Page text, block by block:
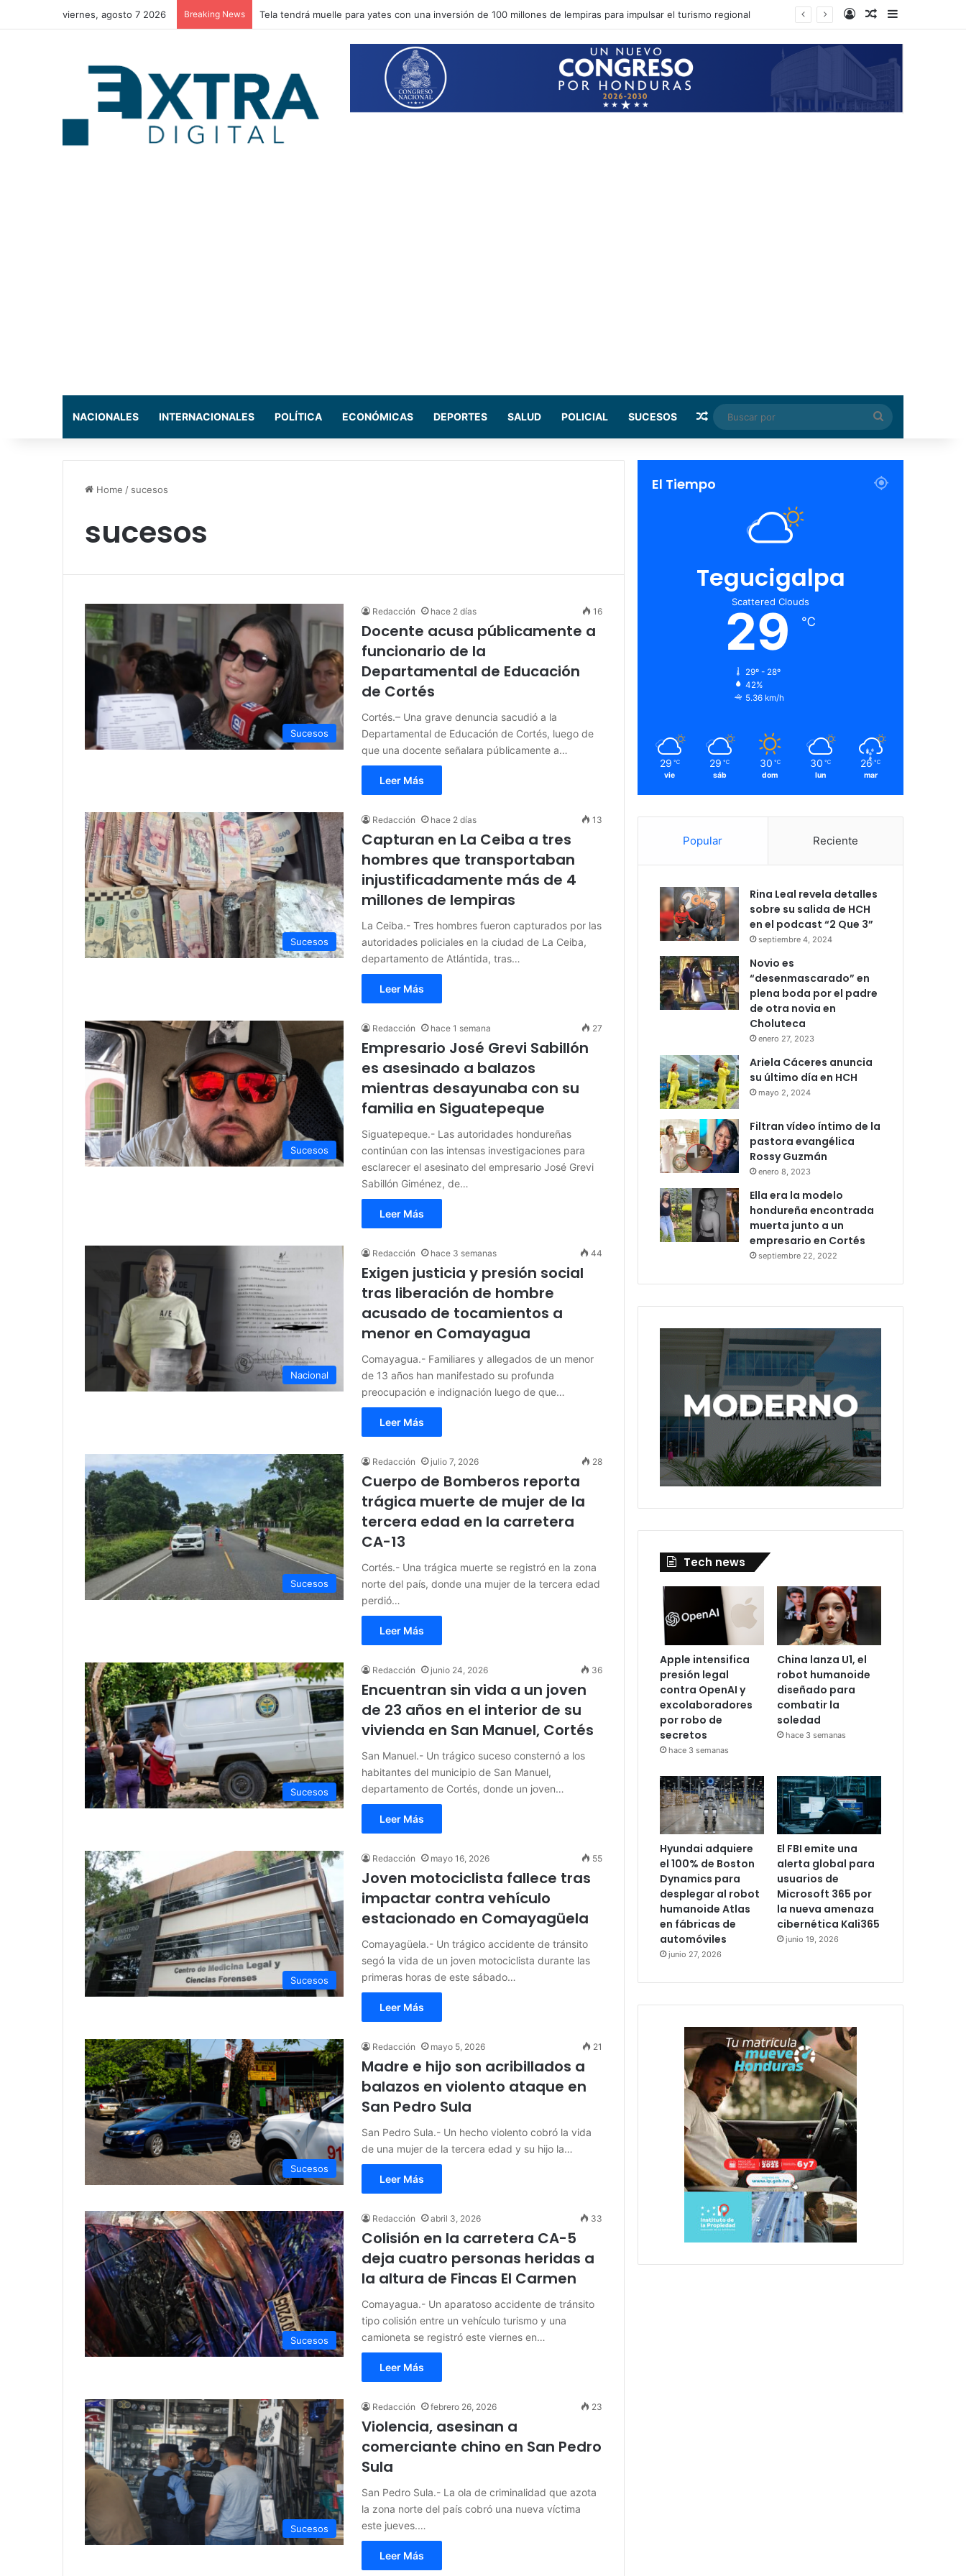
viernes, agosto 7 2026 Breaking News Abogada Doris Imelda Madrid exige respetar la independencia judicial tras aplazar audiencia de Roosevelt Hernández Log InRandom Article
NACIONALES INTERNACIONALES POLÍTICA ECONÓMICAS DEPORTES SALUD POLICIAL SUCESOS Random Article
Buscar
por
Home / sucesos
sucesos
Sucesos
Redacción hace 2 días 16
Docente acusa públicamente a
funcionario de la
Departamental de Educación
de Cortés
Cortés.– Una grave denuncia sacudió a la
Departamental de Educación de Cortés, luego de
que una docente señalara públicamente a…
Leer Más
Sucesos
Redacción hace 2 días 13
Capturan en La Ceiba a tres
hombres que transportaban
injustificadamente más de 4
millones de lempiras
La Ceiba.- Tres hombres fueron capturados por las
autoridades policiales en la ciudad de La Ceiba,
departamento de Atlántida, tras…
Leer Más
Sucesos
Redacción hace 1 semana 27
Empresario José Grevi Sabillón
es asesinado a balazos
mientras desayunaba con su
familia en Siguatepeque
Siguatepeque.- Las autoridades hondureñas
continúan con las intensas investigaciones para
esclarecer el asesinato del empresario José Grevi
Sabillón Giménez, de…
Leer Más
Nacional
Redacción hace 3 semanas 44
Exigen justicia y presión social
tras liberación de hombre
acusado de tocamientos a
menor en Comayagua
Comayagua.- Familiares y allegados de un menor
de 13 años han manifestado su profunda
preocupación e indignación luego de que…
Leer Más
Sucesos
Redacción julio 7, 2026 28
Cuerpo de Bomberos reporta
trágica muerte de mujer de la
tercera edad en la carretera
CA-13
Cortés.- Una trágica muerte se registró en la zona
norte del país, donde una mujer de la tercera edad
perdió…
Leer Más
Sucesos
Redacción junio 24, 2026 36
Encuentran sin vida a un joven
de 23 años en el interior de su
vivienda en San Manuel, Cortés
San Manuel.- Un trágico suceso consternó a los
habitantes del municipio de San Manuel,
departamento de Cortés, donde un joven…
Leer Más
Sucesos
Redacción mayo 16, 2026 55
Joven motociclista fallece tras
impactar contra vehículo
estacionado en Comayagüela
Comayagüela.- Un trágico accidente de tránsito
segó la vida de un joven motociclista durante las
primeras horas de este sábado…
Leer Más
Sucesos
Redacción mayo 5, 2026 21
Madre e hijo son acribillados a
balazos en violento ataque en
San Pedro Sula
San Pedro Sula.- Un hecho violento cobró la vida
de una mujer de la tercera edad y su hijo la…
Leer Más
Sucesos
Redacción abril 3, 2026 33
Colisión en la carretera CA-5
deja cuatro personas heridas a
la altura de Fincas El Carmen
Comayagua.- Un aparatoso accidente de tránsito
tipo colisión entre un vehículo turismo y una
camioneta se registró este viernes en…
Leer Más
Sucesos
Redacción febrero 26, 2026 23
Violencia, asesinan a
comerciante chino en San Pedro
Sula
San Pedro Sula.- La ola de criminalidad que azota
la zona norte del país cobró una nueva víctima
este jueves.…
Leer Más
El Tiempo
Tegucigalpa
Scattered Clouds
29 ℃
29º - 28º
42%
5.36 km/h
29 ℃
vie
29 ℃
sáb
30 ℃
dom
30 ℃
lun
26 ℃
mar
Popular Reciente
Rina Leal revela detalles
sobre su salida de HCH
en el podcast “2 Que 3”
septiembre 4, 2024
Novio es
“desenmascarado” en
plena boda por el padre
de otra novia en
Choluteca
enero 27, 2023
Ariela Cáceres anuncia
su último día en HCH
mayo 2, 2024
Filtran vídeo íntimo de la
pastora evangélica
Rossy Guzmán
enero 8, 2023
Ella era la modelo
hondureña encontrada
muerta junto a un
empresario en Cortés
septiembre 22, 2022
Tech news
Apple intensifica
presión legal
contra OpenAI y
excolaboradores
por robo de
secretos
hace 3 semanas
China lanza U1, el
robot humanoide
diseñado para
combatir la
soledad
hace 3 semanas
Hyundai adquiere
el 100% de Boston
Dynamics para
desplegar al robot
humanoide Atlas
en fábricas de
automóviles
junio 27, 2026
El FBI emite una
alerta global para
usuarios de
Microsoft 365 por
la nueva amenaza
cibernética Kali365
junio 19, 2026